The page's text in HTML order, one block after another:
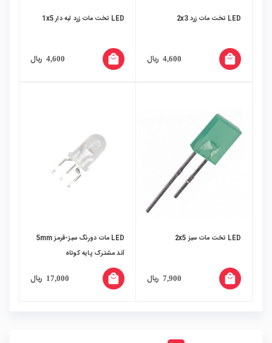
LED تخت مات زرد 2x3
4,600 ریال local_mall
LED تخت مات زرد لبه دار 1x5
4,600 ریال local_mall
LED تخت مات سبز 2x5
7,900 ریال local_mall
LED مات دورنگ سبز-قرمز 5mm
آند مشترک پایه کوتاه
17,000 ریال local_mall